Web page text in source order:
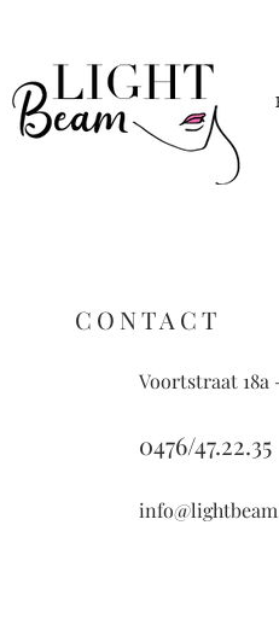
CONTACT
Voortstraat 18a
0476/47.22.35